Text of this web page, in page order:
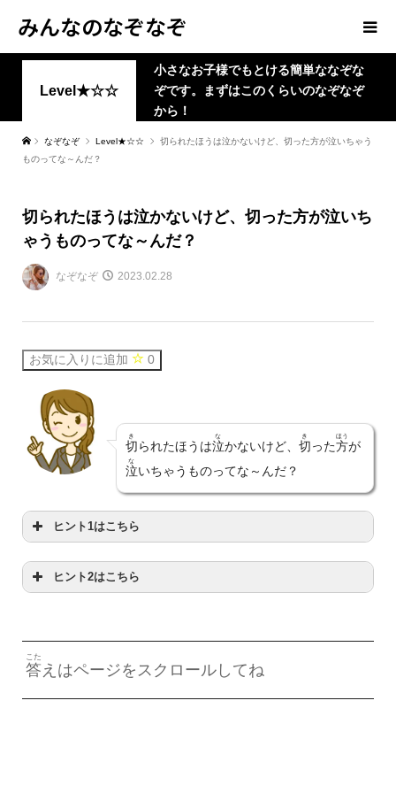
みんなのなぞなぞ
Level★☆☆
小さなお子様でもとける簡単ななぞな
ぞです。まずはこのくらいのなぞなぞ
から！
なぞなぞ Level★☆☆
切られたほうは泣かないけど、切った方が泣いちゃう
ものってな～んだ？
切られたほうは泣かないけど、切った方が泣いち
ゃうものってな～んだ？
なぞなぞ 2023.02.28
お気に入りに追加 0
切
き
られたほうは泣
な
かないけど、 切
き
った方
ほう
が
泣
な
いちゃうものってな～んだ？
ヒント1はこちら
ヒント2はこちら
答
こた
えはページをスクロールしてね